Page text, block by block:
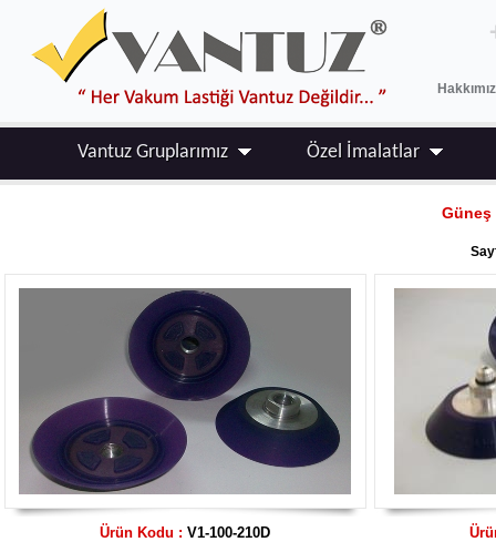
Vantuz Gruplarımız Özel İmalatlar
Güneş
Ürün Kodu : V1-100-210D